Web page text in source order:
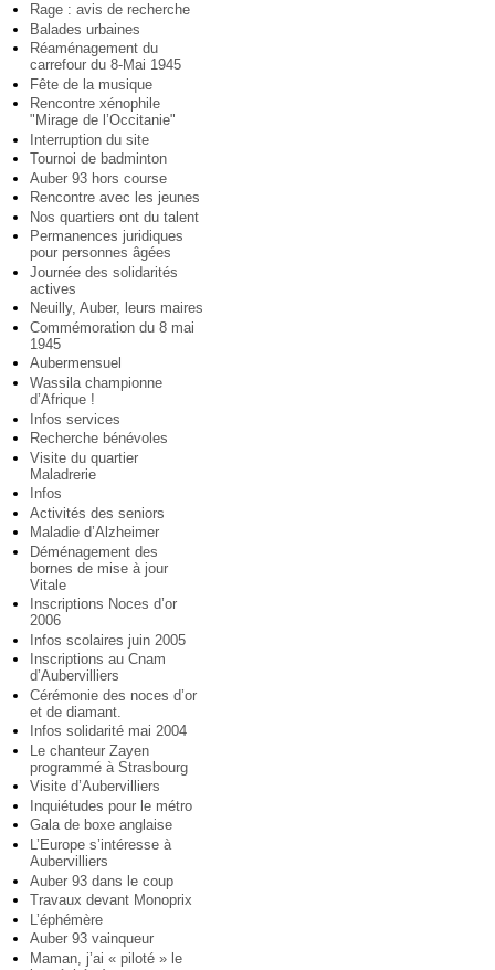
Rage : avis de recherche
Balades urbaines
Réaménagement du
carrefour du 8-Mai 1945
Fête de la musique
Rencontre xénophile
"Mirage de l’Occitanie"
Interruption du site
Tournoi de badminton
Auber 93 hors course
Rencontre avec les jeunes
Nos quartiers ont du talent
Permanences juridiques
pour personnes âgées
Journée des solidarités
actives
Neuilly, Auber, leurs maires
Commémoration du 8 mai
1945
Aubermensuel
Wassila championne
d’Afrique !
Infos services
Recherche bénévoles
Visite du quartier
Maladrerie
Infos
Activités des seniors
Maladie d’Alzheimer
Déménagement des
bornes de mise à jour
Vitale
Inscriptions Noces d’or
2006
Infos scolaires juin 2005
Inscriptions au Cnam
d’Aubervilliers
Cérémonie des noces d’or
et de diamant.
Infos solidarité mai 2004
Le chanteur Zayen
programmé à Strasbourg
Visite d’Aubervilliers
Inquiétudes pour le métro
Gala de boxe anglaise
L’Europe s’intéresse à
Aubervilliers
Auber 93 dans le coup
Travaux devant Monoprix
L’éphémère
Auber 93 vainqueur
Maman, j’ai « piloté » le